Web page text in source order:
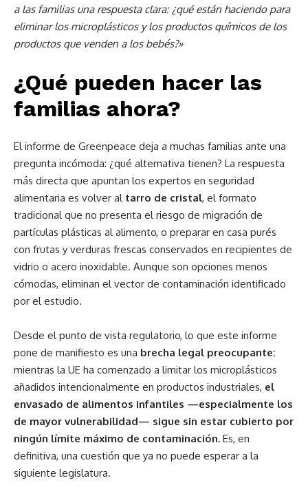
a las familias una respuesta clara: ¿qué están haciendo para
eliminar los microplásticos y los productos químicos de los
productos que venden a los bebés?»
¿Qué pueden hacer las
familias ahora?
El informe de Greenpeace deja a muchas familias ante una
pregunta incómoda: ¿qué alternativa tienen? La respuesta
más directa que apuntan los expertos en seguridad
alimentaria es volver al tarro de cristal, el formato
tradicional que no presenta el riesgo de migración de
partículas plásticas al alimento, o preparar en casa purés
con frutas y verduras frescas conservados en recipientes de
vidrio o acero inoxidable. Aunque son opciones menos
cómodas, eliminan el vector de contaminación identificado
por el estudio.
Desde el punto de vista regulatorio, lo que este informe
pone de manifiesto es una brecha legal preocupante:
mientras la UE ha comenzado a limitar los microplásticos
añadidos intencionalmente en productos industriales, el
envasado de alimentos infantiles —especialmente los
de mayor vulnerabilidad— sigue sin estar cubierto por
ningún límite máximo de contaminación. Es, en
definitiva, una cuestión que ya no puede esperar a la
siguiente legislatura.